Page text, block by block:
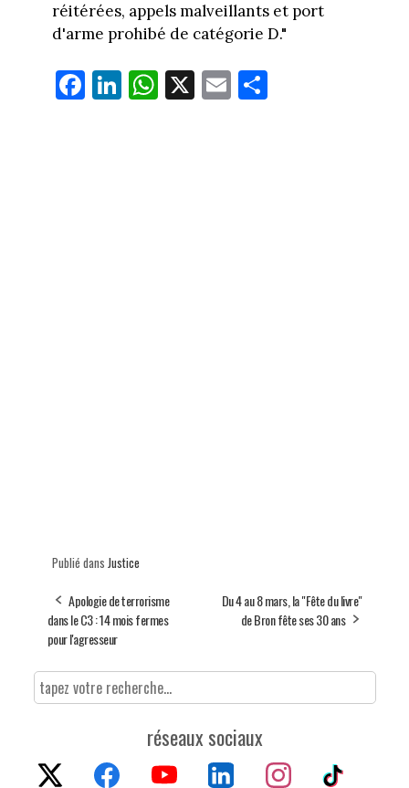
réitérées, appels malveillants et port
d'arme prohibé de catégorie D."
Fa
ce
Li
nk
W
ha
X E
m
Pa
rt
Publié dans Justice
Apologie de terrorisme
dans le C3 : 14 mois fermes
pour l'agresseur
Du 4 au 8 mars, la "Fête du livre"
de Bron fête ses 30 ans
réseaux sociaux